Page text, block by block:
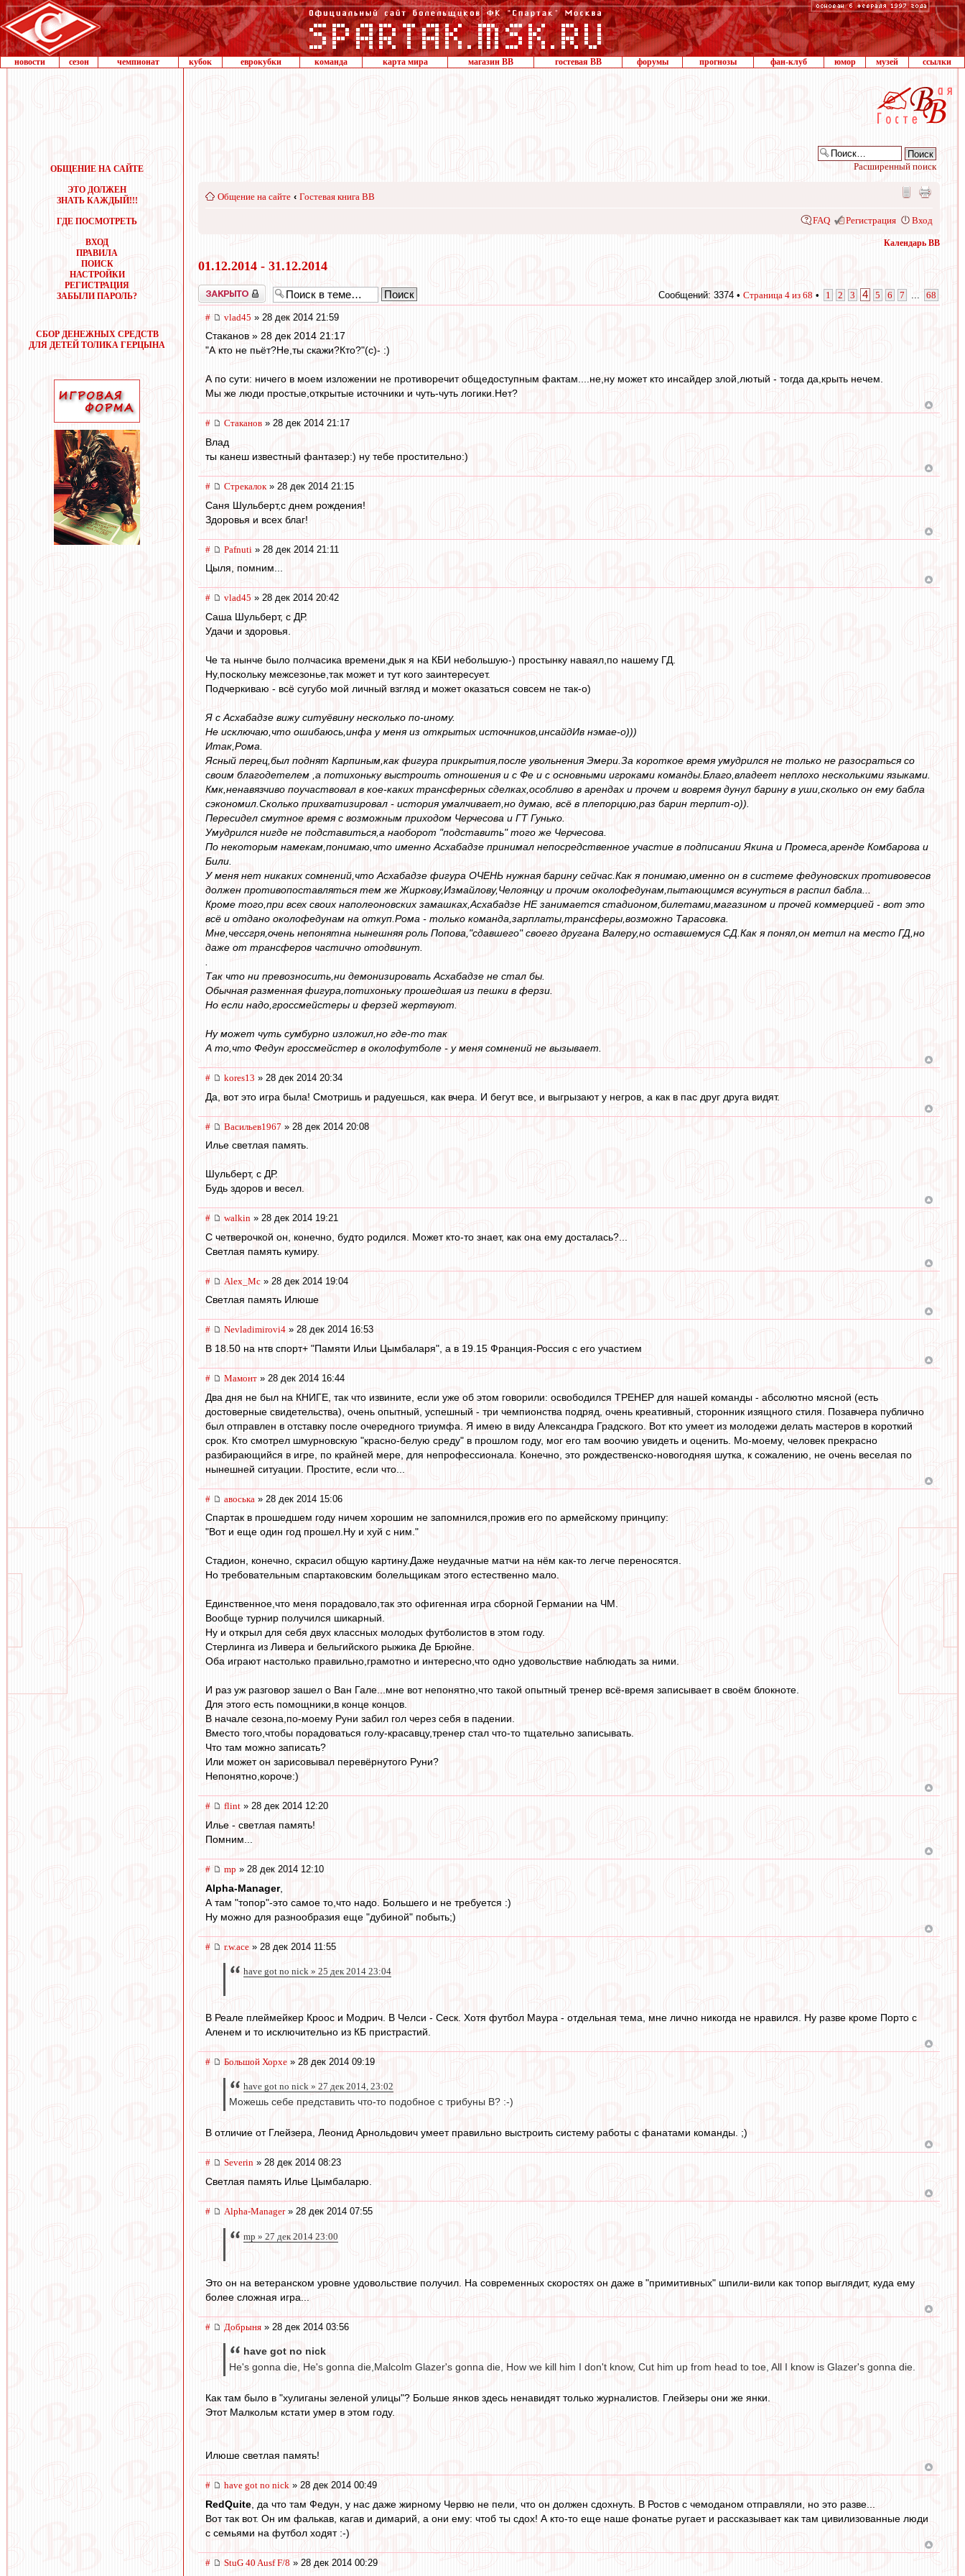
новости сезон чемпионат кубок еврокубки команда карта мира магазин ВВ гостевая ВВ форумы прогнозы фан-клуб юмор музей ссылки
ОБЩЕНИЕ НА САЙТЕ
ЭТО ДОЛЖЕН
ЗНАТЬ КАЖДЫЙ!!!
ГДЕ ПОСМОТРЕТЬ
ВХОД
ПРАВИЛА
ПОИСК
НАСТРОЙКИ
РЕГИСТРАЦИЯ
ЗАБЫЛИ ПАРОЛЬ?
СБОР ДЕНЕЖНЫХ СРЕДСТВ
ДЛЯ ДЕТЕЙ ТОЛИКА ГЕРЦЫНА
Расширенный поиск
Общение на сайте ‹ Гостевая книга ВВ
FAQ Регистрация Вход
Календарь ВВ
01.12.2014 - 31.12.2014
Закрыто Сообщений: 3374 • Страница 4 из 68 • 1 2 3 4 5 6 7 68
# vlad45 » 28 дек 2014 21:59
Cтаканов » 28 дек 2014 21:17
"А кто не пьёт?Не,ты скажи?Кто?"(с)- :)
А по сути: ничего в моем изложении не противоречит общедоступным фактам....не,ну может кто инсайдер злой,лютый - тогда да,крыть нечем.
Мы же люди простые,открытые источники и чуть-чуть логики.Нет?
# Cтаканов » 28 дек 2014 21:17
Влад
ты канеш известный фантазер:) ну тебе простительно:)
# Стрекалок» 28 дек 2014 21:15
Саня Шульберт,с днем рождения!
Здоровья и всех благ!
# Pafnuti » 28 дек 2014 21:11
Цыля, помним...
# vlad45 » 28 дек 2014 20:42
Саша Шульберт, с ДР.
Удачи и здоровья.
Че та нынче было полчасика времени,дык я на КБИ небольшую-) простынку наваял,по нашему ГД.
Ну,поскольку межсезонье,так может и тут кого заинтересует.
Подчеркиваю - всё сугубо мой личный взгляд и может оказаться совсем не так-о)
Я с Асхабадзе вижу ситуёвину несколько по-иному.
Не исключаю,что ошибаюсь,инфа у меня из открытых источников,инсайдИв нэмае-о)))
Итак,Рома.
Ясный перец,был поднят Карпиным,как фигура прикрытия,после увольнения Эмери.За короткое время умудрился не только не разосраться со
своим благодетелем ,а потихоньку выстроить отношения и с Фе и с основными игроками команды.Благо,владеет неплохо несколькими языками.
Кмк,ненавязчиво поучаствовал в кое-каких трансферных сделках,особливо в арендах и прочем и вовремя дунул барину в уши,сколько он ему бабла
сэкономил.Сколько прихватизировал - история умалчивает,но думаю, всё в плепорцию,раз барин терпит-о)).
Пересидел смутное время с возможным приходом Черчесова и ГТ Гунько.
Умудрился нигде не подставиться,а наоборот "подставить" того же Черчесова.
По некоторым намекам,понимаю,что именно Асхабадзе принимал непосредственное участие в подписании Якина и Промеса,аренде Комбарова и
Били.
У меня нет никаких сомнений,что Асхабадзе фигура ОЧЕНЬ нужная барину сейчас.Как я понимаю,именно он в системе федуновских противовесов
должен противопоставляться тем же Жиркову,Измайлову,Челоянцу и прочим околофедунам,пытающимся всунуться в распил бабла...
Кроме того,при всех своих наполеоновских замашках,Асхабадзе НЕ занимается стадионом,билетами,магазином и прочей коммерцией - вот это
всё и отдано околофедунам на откуп.Рома - только команда,зарплаты,трансферы,возможно Тарасовка.
Мне,чессгря,очень непонятна нынешняя роль Попова,"сдавшего" своего другана Валеру,но оставшемуся СД.Как я понял,он метил на место ГД,но
даже от трансферов частично отодвинут.
Так что ни превозносить,ни демонизировать Асхабадзе не стал бы.
Обычная разменная фигура,потихоньку прошедшая из пешки в ферзи.
Но если надо,гроссмейстеры и ферзей жертвуют.
Ну может чуть сумбурно изложил,но где-то так
А то,что Федун гроссмейстер в околофутболе - у меня сомнений не вызывает.
# kores13 » 28 дек 2014 20:34
Да, вот это игра была! Смотришь и радуешься, как вчера. И бегут все, и выгрызают у негров, а как в пас друг друга видят.
# Васильев1967 » 28 дек 2014 20:08
Илье светлая память.
Шульберт, с ДР.
Будь здоров и весел.
# walkin » 28 дек 2014 19:21
С четверочкой он, конечно, будто родился. Может кто-то знает, как она ему досталась?...
Светлая память кумиру.
# Alex_Mc » 28 дек 2014 19:04
Светлая память Илюше
# Nevladimirovi4 » 28 дек 2014 16:53
В 18.50 на нтв спорт+ "Памяти Ильи Цымбаларя", а в 19.15 Франция-Россия с его участием
# Мамонт » 28 дек 2014 16:44
Два дня не был на КНИГЕ, так что извините, если уже об этом говорили: освободился ТРЕНЕР для нашей команды - абсолютно мясной (есть
достоверные свидетельства), очень опытный, успешный - три чемпионства подряд, очень креативный, сторонник изящного стиля. Позавчера публично
был отправлен в отставку после очередного триумфа. Я имею в виду Александра Градского. Вот кто умеет из молодежи делать мастеров в короткий
срок. Кто смотрел шмурновскую "красно-белую среду" в прошлом году, мог его там воочию увидеть и оценить. Мо-моему, человек прекрасно
разбирающийся в игре, по крайней мере, для непрофессионала. Конечно, это рождественско-новогодняя шутка, к сожалению, не очень веселая по
нынешней ситуации. Простите, если что...
# авоська » 28 дек 2014 15:06
Спартак в прошедшем году ничем хорошим не запомнился,прожив его по армейскому принципу:
"Вот и еще один год прошел.Ну и хуй с ним."
Стадион, конечно, скрасил общую картину.Даже неудачные матчи на нём как-то легче переносятся.
Но требовательным спартаковским болельщикам этого естественно мало.
Единственное,что меня порадовало,так это офигенная игра сборной Германии на ЧМ.
Вообще турнир получился шикарный.
Ну и открыл для себя двух классных молодых футболистов в этом году.
Стерлинга из Ливера и бельгийского рыжика Де Брюйне.
Оба играют настолько правильно,грамотно и интересно,что одно удовольствие наблюдать за ними.
И раз уж разговор зашел о Ван Гале...мне вот непонятно,что такой опытный тренер всё-время записывает в своём блокноте.
Для этого есть помощники,в конце концов.
В начале сезона,по-моему Руни забил гол через себя в падении.
Вместо того,чтобы порадоваться голу-красавцу,тренер стал что-то тщательно записывать.
Что там можно записать?
Или может он зарисовывал перевёрнутого Руни?
Непонятно,короче:)
# flint » 28 дек 2014 12:20
Илье - светлая память!
Помним...
# mp » 28 дек 2014 12:10
Alpha-Manager,
А там "топор"-это самое то,что надо. Большего и не требуется :)
Ну можно для разнообразия еще "дубиной" побыть;)
# r.w.ace » 28 дек 2014 11:55
have got no nick » 25 дек 2014 23:04
В Реале плеймейкер Кроос и Модрич. В Челси - Сеск. Хотя футбол Маура - отдельная тема, мне лично никогда не нравился. Ну разве кроме Порто с
Аленем и то исключительно из КБ пристрастий.
# Большой Хорхе » 28 дек 2014 09:19
have got no nick » 27 дек 2014, 23:02
Можешь себе представить что-то подобное с трибуны В? :-)
В отличие от Глейзера, Леонид Арнольдович умеет правильно выстроить систему работы с фанатами команды. ;)
# Severin » 28 дек 2014 08:23
Светлая память Илье Цымбаларю.
# Alpha-Manager» 28 дек 2014 07:55
mp » 27 дек 2014 23:00
Это он на ветеранском уровне удовольствие получил. На современных скоростях он даже в "примитивных" шпили-вили как топор выглядит, куда ему
более сложная игра...
# Добрыня » 28 дек 2014 03:56
have got no nick
He's gonna die, He's gonna die,Malcolm Glazer's gonna die, How we kill him I don't know, Cut him up from head to toe, All I know is Glazer's gonna die.
Как там было в "хулиганы зеленой улицы"? Больше янков здесь ненавидят только журналистов. Глейзеры они же янки.
Этот Малкольм кстати умер в этом году.
Илюше светлая память!
# have got no nick » 28 дек 2014 00:49
RedQuite , да что там Федун, у нас даже жирному Червю не пели, что он должен сдохнуть. В Ростов с чемоданом отправляли, но это разве...
Вот так вот. Он им фалькав, кагав и димарий, а они ему: чтоб ты сдох! А кто-то еще наше фонатье ругает и рассказывает как там цивилизованные люди
с семьями на футбол ходят :-)
# StuG 40 Ausf F/8 » 28 дек 2014 00:29